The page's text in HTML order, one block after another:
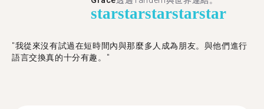
starstarstarstarstar
"我從來沒有試過在短時間內與那麼多人成為朋友。與他們進行
語言交換真的十分有趣。"